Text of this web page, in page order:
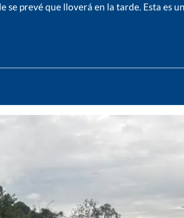
prevé que lloverá en la tarde. Esta es